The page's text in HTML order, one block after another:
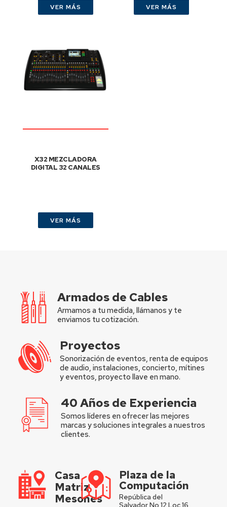
VER MÁS VER MÁS
X32 MEZCLADORA
DIGITAL 32 CANALES
VER MÁS
Armados de Cables
Armamos a tu medida, llámanos y te
enviamos tu cotización.
Proyectos
Sonorización de eventos, renta de equipos
de audio, instalaciones, concierto, mítines
y eventos, proyecto llave en mano.
40 Años de Experiencia
Somos líderes en ofrecer las mejores
marcas y soluciones integrales a nuestros
clientes.
Casa
Matriz
Mesones
Plaza de la
Computación
República del
Salvador No 12 Loc 16